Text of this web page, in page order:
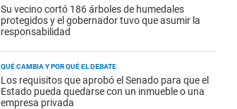
Su vecino cortó 186 árboles de humedales
protegidos y el gobernador tuvo que asumir la
responsabilidad
QUÉ CAMBIA Y POR QUÉ EL DEBATE
Los requisitos que aprobó el Senado para que el
Estado pueda quedarse con un inmueble o una
empresa privada